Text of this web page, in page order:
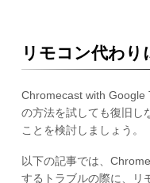
リモコン代わり
Chromecast with Google
の方法を試しても復旧し
ことを検討しましょう。
以下の記事では、
するトラブルの際に、リ